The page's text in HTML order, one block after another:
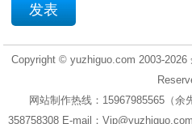
Copyright © yuzhiguo.com 2003-2026
网站制作热线：15967985565（余
358758308 E-mail：